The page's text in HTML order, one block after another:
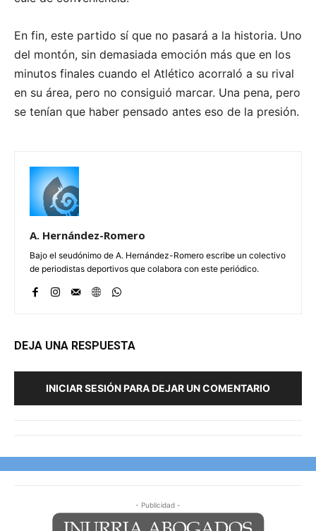
En fin, este partido sí que no pasará a la historia. Uno
del montón, sin demasiada emoción más que en los
minutos finales cuando el Atlético acorraló a su rival
en su área, pero no consiguió marcar. Una pena, pero
se tenían que haber pensado antes eso de la presión.
A. Hernández-Romero
Bajo el seudónimo de A. Hernández-Romero escribe un colectivo
de periodistas deportivos que colabora con este periódico.
DEJA UNA RESPUESTA
INICIAR SESIÓN PARA DEJAR UN COMENTARIO
- Publicidad -